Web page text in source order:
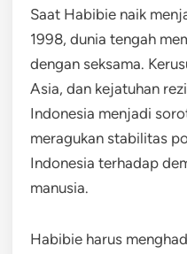
Saat Habibie naik
1998, dunia tengah
dengan seksama.
Asia, dan kejatuhan
Indonesia menjadi
meragukan stabilitas
Indonesia terhadap
manusia.
Habibie harus